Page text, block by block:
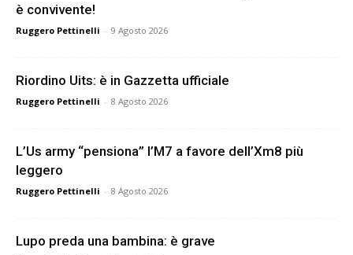
è convivente!
Ruggero Pettinelli - 9 Agosto 2026
Riordino Uits: è in Gazzetta ufficiale
Ruggero Pettinelli - 8 Agosto 2026
L’Us army “pensiona” l’M7 a favore dell’Xm8 più
leggero
Ruggero Pettinelli - 8 Agosto 2026
Lupo preda una bambina: è grave